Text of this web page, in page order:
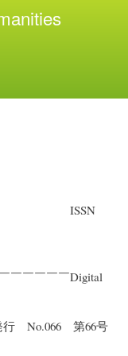
￣￣￣￣￣Digital
第66号